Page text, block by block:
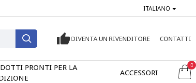
ITALIANO
DIVENTA UN RIVENDITORE CONTATTI
PRONTI PER LA
ACCESSORI
0